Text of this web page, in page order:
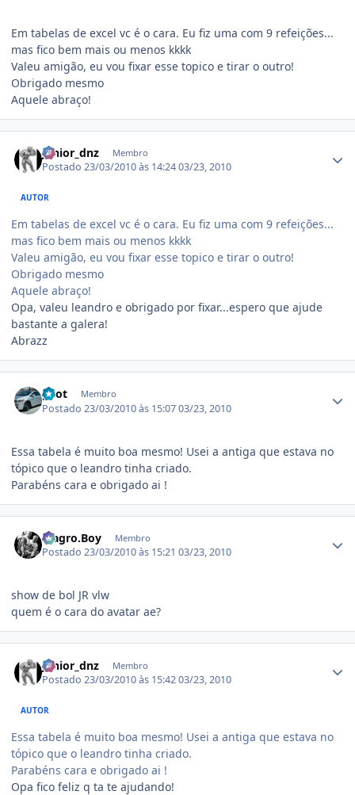
Em tabelas de excel vc é o cara. Eu fiz uma com 9 refeições...
mas fico bem mais ou menos kkkk
Valeu amigão, eu vou fixar esse topico e tirar o outro!
Obrigado mesmo
Aquele abraço!
junior_dnz Membro
Postado23/03/2010 às 14:2403/23, 2010
AUTOR
Em tabelas de excel vc é o cara. Eu fiz uma com 9 refeições...
mas fico bem mais ou menos kkkk
Valeu amigão, eu vou fixar esse topico e tirar o outro!
Obrigado mesmo
Aquele abraço!
Opa, valeu leandro e obrigado por fixar...espero que ajude
bastante a galera!
Abrazz
pilot Membro
Postado23/03/2010 às 15:0703/23, 2010
Essa tabela é muito boa mesmo! Usei a antiga que estava no
tópico que o leandro tinha criado.
Parabéns cara e obrigado ai !
Magro.Boy Membro
Postado23/03/2010 às 15:2103/23, 2010
show de bol JR vlw
quem é o cara do avatar ae?
junior_dnz Membro
Postado23/03/2010 às 15:4203/23, 2010
AUTOR
Essa tabela é muito boa mesmo! Usei a antiga que estava no
tópico que o leandro tinha criado.
Parabéns cara e obrigado ai !
Opa fico feliz q ta te ajudando!